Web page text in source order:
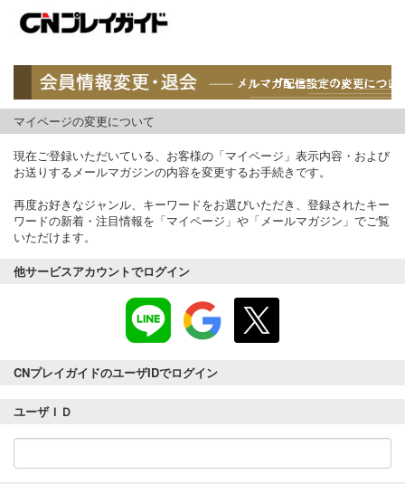
マイページの変更について
現在ご登録いただいている、お客様の「マイページ」表示内容・および
お送りするメールマガジンの内容を変更するお手続きです。
再度お好きなジャンル、キーワードをお選びいただき、登録されたキー
ワードの新着・注目情報を「マイページ」や「メールマガジン」でご覧
いただけます。
他サービスアカウントでログイン
CNプレイガイドのユーザIDでログイン
ユーザＩＤ